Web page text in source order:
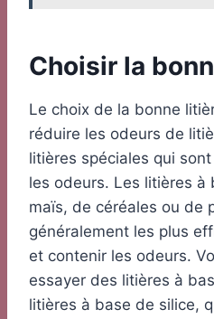
Choisir la
Le choix de la bonne
réduire les odeurs de
litières spéciales qui
les odeurs. Les litières à
maïs, de céréales ou de
généralement les plus
et contenir les odeurs.
essayer des litières à
litières à base de silice,